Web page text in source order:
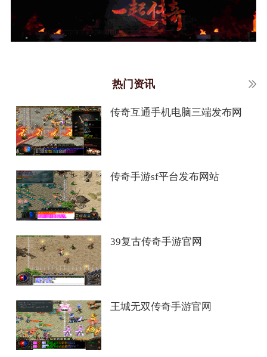
热门资讯
传奇互通手机电脑三端发布网
传奇手游sf平台发布网站
39复古传奇手游官网
王城无双传奇手游官网